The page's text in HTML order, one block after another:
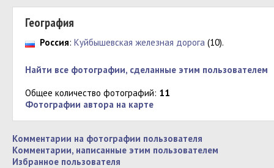
География
Россия: Куйбышевская железная дорога (10).
Найти все фотографии, сделанные этим пользователем
Общее количество фотографий: 11
Фотографии автора на карте
Комментарии на фотографии пользователя
Комментарии, написанные этим пользователем
Избранное пользователя